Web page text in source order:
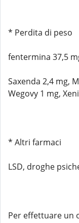
* Perdita di peso
fentermina 37,5
Saxenda 2,4 mg,
Wegovy 1 mg,
* Altri farmaci
LSD, droghe
Per effettuare un